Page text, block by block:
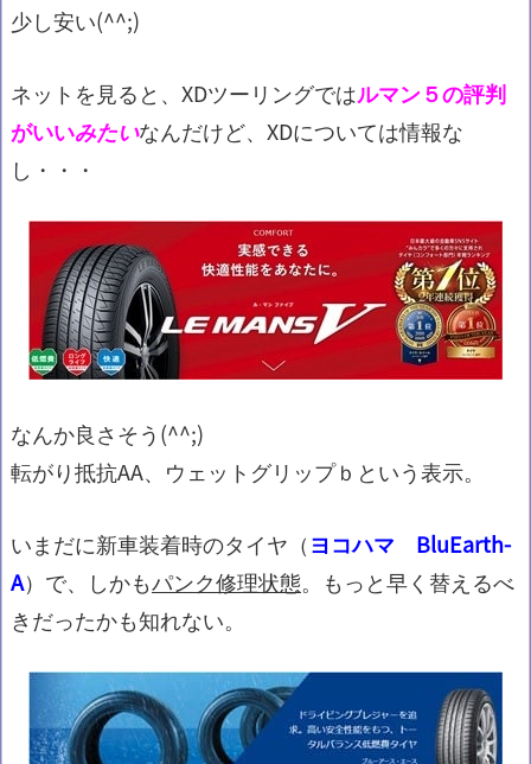
少し安い(^^;)
ネットを見ると、XDツーリングではルマン５の評判
がいいみたいなんだけど、XDについては情報な
し・・・
なんか良さそう(^^;)
転がり抵抗AA、ウェットグリップｂという表示。
いまだに新車装着時のタイヤ（ヨコハマ BluEarth-
A）で、しかもパンク修理状態。もっと早く替えるべ
きだったかも知れない。